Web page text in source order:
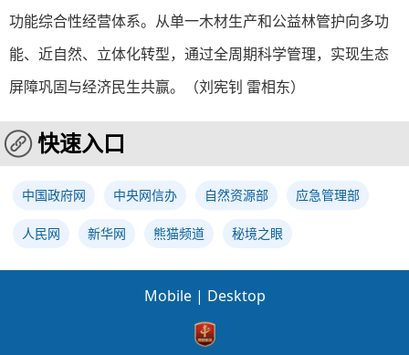
功能综合性经营体系。从单一木材生产和公益林管护向多功
能、近自然、立体化转型，通过全周期科学管理，实现生态
屏障巩固与经济民生共赢。（刘宪钊 雷相东）
快速入口
中国政府网 中央网信办 自然资源部 应急管理部
人民网 新华网 熊猫频道 秘境之眼
Mobile | Desktop